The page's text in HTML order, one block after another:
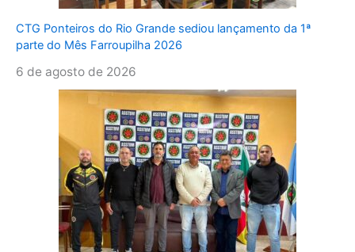
CTG Ponteiros do Rio Grande sediou lançamento da 1ª
parte do Mês Farroupilha 2026
6 de agosto de 2026